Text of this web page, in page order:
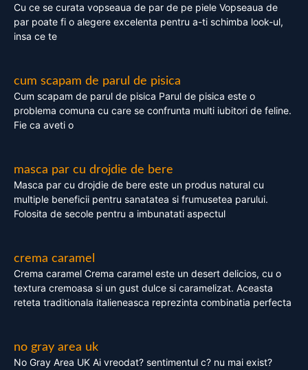
Cu ce se curata vopseaua de par de pe piele Vopseaua de
par poate fi o alegere excelenta pentru a-ti schimba look-ul,
insa ce te
cum scapam de parul de pisica
Cum scapam de parul de pisica Parul de pisica este o
problema comuna cu care se confrunta multi iubitori de feline.
Fie ca aveti o
masca par cu drojdie de bere
Masca par cu drojdie de bere este un produs natural cu
multiple beneficii pentru sanatatea si frumusetea parului.
Folosita de secole pentru a imbunatati aspectul
crema caramel
Crema caramel Crema caramel este un desert delicios, cu o
textura cremoasa si un gust dulce si caramelizat. Aceasta
reteta traditionala italieneasca reprezinta combinatia perfecta
no gray area uk
No Gray Area UK Ai vreodat? sentimentul c? nu mai exist?